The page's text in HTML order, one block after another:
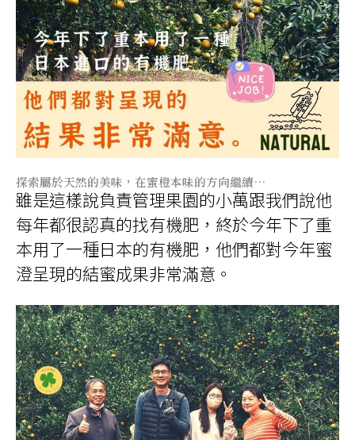
探索屬於天然的美味，在蜜橙本味的方向繼續…
雖是這樣說負責管理果園的小萬跟我們說他
每年都很認真的找有機肥，終於今年下了重
本用了一種日本的有機肥，他們都對今年蜜
澄呈現的結蜜成果非常滿意。